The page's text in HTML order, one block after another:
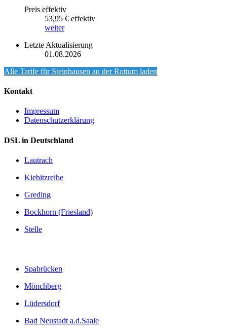
Preis effektiv
53,95 € effektiv
weiter
Letzte Aktualisierung
01.08.2026
Alle Tarife für Steinhausen an der Rottum laden
Kontakt
Impressum
Datenschutzerklärung
DSL in Deutschland
Lautrach
Kiebitzreihe
Greding
Bockhorn (Friesland)
Stelle
Spabrücken
Mönchberg
Lüdersdorf
Bad Neustadt a.d.Saale